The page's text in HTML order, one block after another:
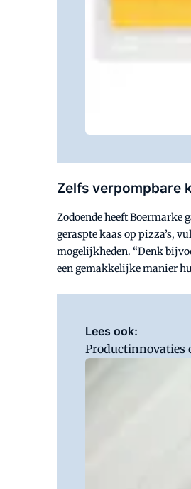
Zelfs verpompbare
Zodoende heeft
geraspte kaas op pizza’s,
mogelijkheden. “Denk
een gemakkelijke manier
Lees ook:
Productinnovaties